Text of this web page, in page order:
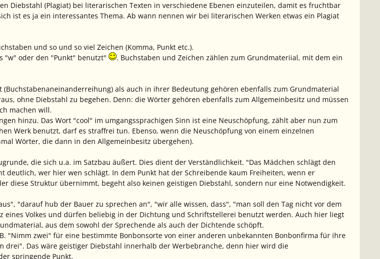
Diebstahl (Plagiat) bei literarischen Texten in verschiedene Ebenen einzuteilen, damit es fruchtbar
ist es ja ein interessantes Thema. Ab wann nennen wir bei literarischen Werken etwas ein Plagiat
und so und so viel Zeichen (Komma, Punkt etc.).
"w" oder den "Punkt" benutzt"
. Buchstaben und Zeichen zählen zum Grundmateriial, mit dem ein
als auch in ihrer Bedeutung gehören ebenfalls zum Grundmaterial
ohne Diebstahl zu begehen. Denn: die Wörter gehören ebenfalls zum Allgemeinbesitz und müssen
machen will.
hinzu. Das Wort "cool" im umgangssprachigen Sinn ist eine Neuschöpfung, zählt aber nun zum
Werk benutzt, darf es straffrei tun. Ebenso, wenn die Neuschöpfung von einem einzelnen
Wörter, die dann in den Allgemeinbesitz übergehen).
die sich u.a. im Satzbau äußert. Dies dient der Verständlichkeit. "Das Mädchen schlägt den
deutlich, wer hier wen schlägt. In dem Punkt hat der Schreibende kaum Freiheiten, wenn er
diese Struktur übernimmt, begeht also keinen geistigen Diebstahl, sondern nur eine Notwendigkeit.
"darauf hub der Bauer zu sprechen an", "wir alle wissen, dass", "man soll den Tag nicht vor dem
eines Volkes und dürfen beliebig in der Dichtung und Schriftstellerei benutzt werden. Auch hier liegt
aus dem sowohl der Sprechende als auch der Dichtende schöpft.
"Nimm zwei" für eine bestimmte Bonbonsorte von einer anderen unbekannten Bonbonfirma für ihre
drei". Das wäre geistiger Diebstahl innerhalb der Werbebranche, denn hier wird die
springende Punkt.